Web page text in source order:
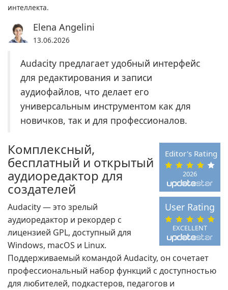
интеллекта.
Elena Angelini
13.06.2026
Audacity предлагает удобный интерфейс
для редактирования и записи
аудиофайлов, что делает его
универсальным инструментом как для
новичков, так и для профессионалов.
2026
Editor's Rating
EXCELLENT
User Rating
Комплексный,
бесплатный и открытый
аудиоредактор для
создателей
Audacity — это зрелый
аудиоредактор и рекордер с
лицензией GPL, доступный для
Windows, macOS и Linux.
Поддерживаемый командой Audacity, он сочетает
профессиональный набор функций с доступностью
для любителей, подкастеров, педагогов и